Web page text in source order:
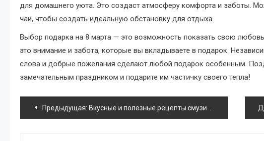
для домашнего уюта. Это создаст атмосферу комфорта и заботы.
чаи, чтобы создать идеальную обстановку для отдыха.
Выбор подарка на 8 марта — это возможность показать свою
это внимание и забота, которые вы вкладываете в подарок.
слова и добрые пожелания сделают любой подарок особенным.
замечательным праздником и подарите им частичку своего тепла!
Навигация
по
Предыдущая: Вкусные и полезные рецепты смузи для похудения